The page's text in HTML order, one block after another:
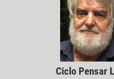
Ciclo Pensar